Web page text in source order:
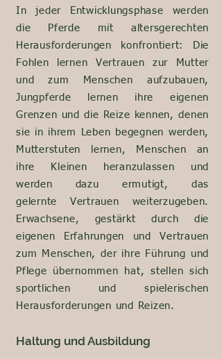
In jeder Entwicklungsphase werden
die Pferde mit altersgerechten
Herausforderungen konfrontiert: Die
Fohlen lernen Vertrauen zur Mutter
und zum
Menschen aufzubauen,
Jungpferde lernen ihre eigenen
Grenzen und die Reize kennen, denen
sie in ihrem Leben begegnen werden,
Mutterstuten lernen, Menschen an
ihre Kleinen heranzulassen und
werden dazu ermutigt, das
gelernte Vertrauen weiterzugeben.
Erwachsene, gestärkt durch die
eigenen Erfahrungen und Vertrauen
zum Menschen, der ihre Führung und
Pflege übernommen hat, stellen sich
sportlichen und spielerischen
Herausforderungen und Reizen.
Haltung und Ausbildung